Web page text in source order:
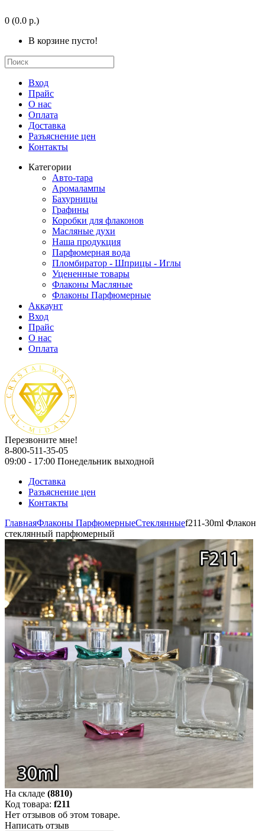
0 (0.0 р.)
В корзине пусто!
Вход
Прайс
О нас
Оплата
Доставка
Разъяснение цен
Контакты
Категории
Авто-тара
Аромалампы
Бахурницы
Графины
Коробки для флаконов
Масляные духи
Наша продукция
Парфюмерная вода
Пломбиратор - Шприцы - Иглы
Уцененные товары
Флаконы Масляные
Флаконы Парфюмерные
Аккаунт
Вход
Прайс
О нас
Оплата
Перезвоните мне!
8-800-511-35-05
09:00 - 17:00 Понедельник выходной
Доставка
Разъяснение цен
Контакты
ГлавнаяФлаконы ПарфюмерныеСтеклянныеf211-30ml Флакон
стеклянный парфюмерный
На складе (8810)
Код товара: f211
Нет отзывов об этом товаре.
Написать отзыв